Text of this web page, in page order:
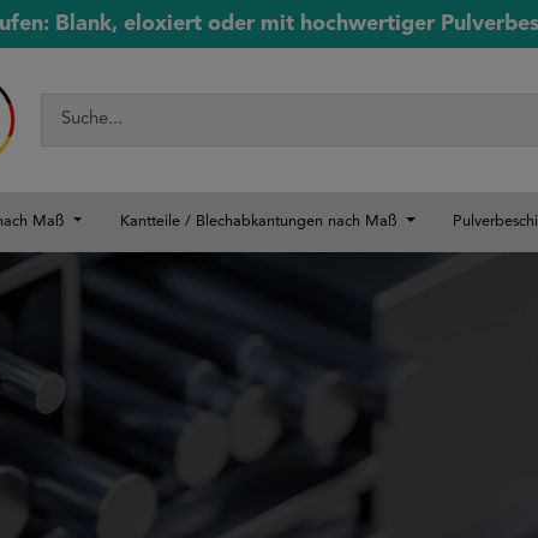
Blank, eloxiert oder mit hochwertiger
Maß Kantteile / Blechabkantungen nach Maß